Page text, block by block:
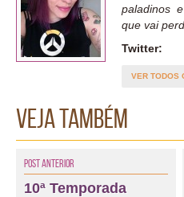
paladinos
que vai
Twitter:
VER TODOS
Veja também
Post Anterior
10ª Temporada